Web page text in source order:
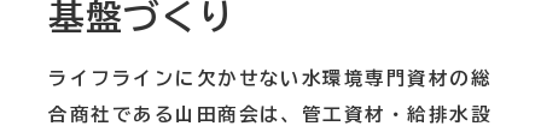
基盤づくり
ライフラインに欠かせない水環境専門資材の総
合商社である山田商会は、管工資材・給排水設